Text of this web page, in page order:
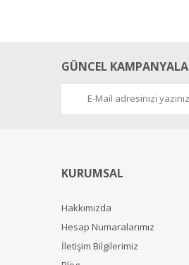
GÜNCEL
KURUMSAL
Hakkımızda
Hesap Numaralarımız
İletişim Bilgilerimiz